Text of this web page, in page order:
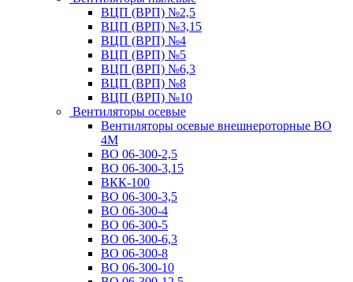
ВЦП (ВРП) №2,5
ВЦП (ВРП) №3,15
ВЦП (ВРП) №4
ВЦП (ВРП) №5
ВЦП (ВРП) №6,3
ВЦП (ВРП) №8
ВЦП (ВРП) №10
Вентиляторы осевые
Вентиляторы осевые внешнероторные ВО
4М
ВО 06-300-2,5
ВО 06-300-3,15
ВКК-100
ВО 06-300-3,5
ВО 06-300-4
ВО 06-300-5
ВО 06-300-6,3
ВО 06-300-8
ВО 06-300-10